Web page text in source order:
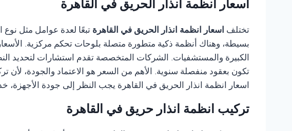
اسعار انظمة انذار الحريق في القاهرة
تختلف اسعار انظمة انذار الحريق في القاهرة تبعًا لعدة عوامل مثل
بسيطة، وهناك أنظمة ذكية متطورة متصلة بلوحات تحكم مركزية.
الكبيرة والمستشفيات. الشركات المتخصصة تقدم استشارات لتحديد
تكون بعقود منفصلة سنوية. الأهم من السعر هو الاعتماد والجودة،
اسعار انظمة انذار الحريق في القاهرة يجب النظر إلى جودة الأجهزة،
تركيب انظمة انذار حريق في القاهرة